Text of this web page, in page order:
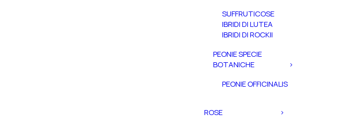
SUFFRUTICOSE
IBRIDI DI LUTEA
IBRIDI DI ROCKII
PEONIE SPECIE
BOTANICHE
PEONIE OFFICINALIS
ROSE